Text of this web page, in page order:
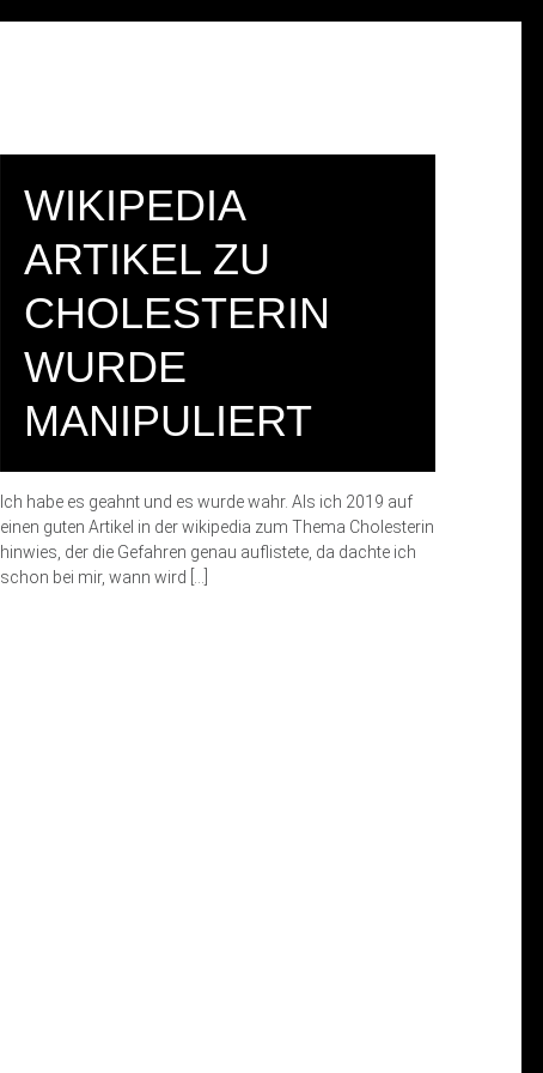
WIKIPEDIA
ARTIKEL ZU
CHOLESTERIN
WURDE
MANIPULIERT
Ich habe es geahnt und es wurde wahr. Als ich 2019 auf
einen guten Artikel in der wikipedia zum Thema Cholesterin
hinwies, der die Gefahren genau auflistete, da dachte ich
schon bei mir, wann wird […]